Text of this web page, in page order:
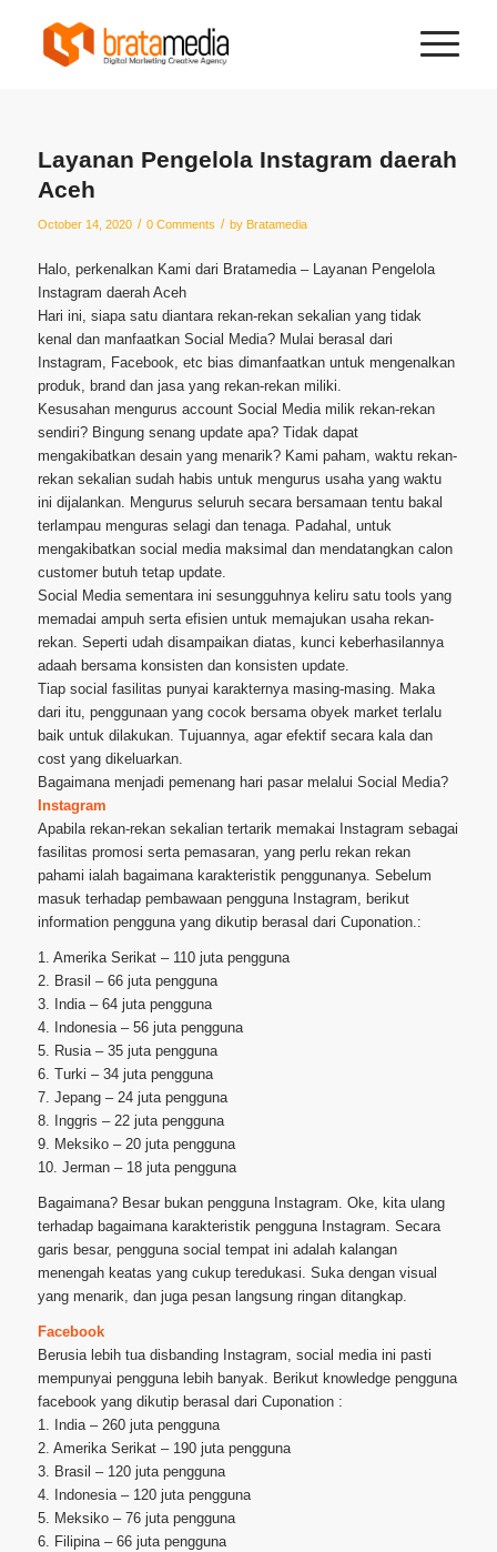
Layanan Pengelola Instagram daerah
Aceh
October 14, 2020 / 0 Comments / by Bratamedia
Halo, perkenalkan Kami dari Bratamedia – Layanan Pengelola
Instagram daerah Aceh
Hari ini, siapa satu diantara rekan-rekan sekalian yang tidak
kenal dan manfaatkan Social Media? Mulai berasal dari
Instagram, Facebook, etc bias dimanfaatkan untuk mengenalkan
produk, brand dan jasa yang rekan-rekan miliki.
Kesusahan mengurus account Social Media milik rekan-rekan
sendiri? Bingung senang update apa? Tidak dapat
mengakibatkan desain yang menarik? Kami paham, waktu rekan-
rekan sekalian sudah habis untuk mengurus usaha yang waktu
ini dijalankan. Mengurus seluruh secara bersamaan tentu bakal
terlampau menguras selagi dan tenaga. Padahal, untuk
mengakibatkan social media maksimal dan mendatangkan calon
customer butuh tetap update.
Social Media sementara ini sesungguhnya keliru satu tools yang
memadai ampuh serta efisien untuk memajukan usaha rekan-
rekan. Seperti udah disampaikan diatas, kunci keberhasilannya
adaah bersama konsisten dan konsisten update.
Tiap social fasilitas punyai karakternya masing-masing. Maka
dari itu, penggunaan yang cocok bersama obyek market terlalu
baik untuk dilakukan. Tujuannya, agar efektif secara kala dan
cost yang dikeluarkan.
Bagaimana menjadi pemenang hari pasar melalui Social Media?
Instagram
Apabila rekan-rekan sekalian tertarik memakai Instagram sebagai
fasilitas promosi serta pemasaran, yang perlu rekan rekan
pahami ialah bagaimana karakteristik penggunanya. Sebelum
masuk terhadap pembawaan pengguna Instagram, berikut
information pengguna yang dikutip berasal dari Cuponation.:
1. Amerika Serikat – 110 juta pengguna
2. Brasil – 66 juta pengguna
3. India – 64 juta pengguna
4. Indonesia – 56 juta pengguna
5. Rusia – 35 juta pengguna
6. Turki – 34 juta pengguna
7. Jepang – 24 juta pengguna
8. Inggris – 22 juta pengguna
9. Meksiko – 20 juta pengguna
10. Jerman – 18 juta pengguna
Bagaimana? Besar bukan pengguna Instagram. Oke, kita ulang
terhadap bagaimana karakteristik pengguna Instagram. Secara
garis besar, pengguna social tempat ini adalah kalangan
menengah keatas yang cukup teredukasi. Suka dengan visual
yang menarik, dan juga pesan langsung ringan ditangkap.
Facebook
Berusia lebih tua disbanding Instagram, social media ini pasti
mempunyai pengguna lebih banyak. Berikut knowledge pengguna
facebook yang dikutip berasal dari Cuponation :
1. India – 260 juta pengguna
2. Amerika Serikat – 190 juta pengguna
3. Brasil – 120 juta pengguna
4. Indonesia – 120 juta pengguna
5. Meksiko – 76 juta pengguna
6. Filipina – 66 juta pengguna